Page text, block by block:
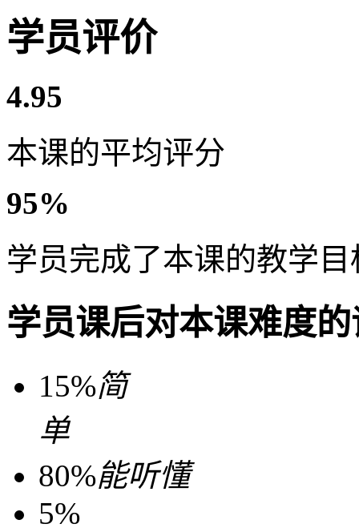
学员评价
4.95
本课的平均评分
95%
学员完成了本课的教学目
学员课后对本课难度
15%简
单
80%能听懂
5%